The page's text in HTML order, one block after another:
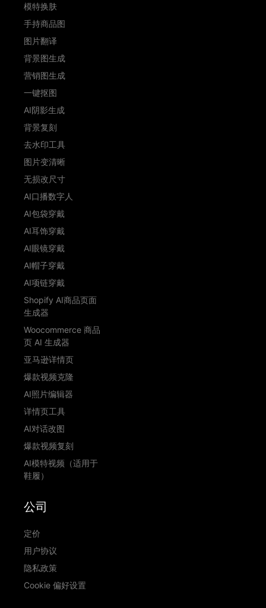
模特换肤
手持商品图
图片翻译
背景图生成
营销图生成
一键抠图
AI阴影生成
背景复刻
去水印工具
图片变清晰
无损改尺寸
AI口播数字人
AI包袋穿戴
AI耳饰穿戴
AI眼镜穿戴
AI帽子穿戴
AI项链穿戴
Shopify AI商品页面
生成器
Woocommerce 商品
页 AI 生成器
亚马逊详情页
爆款视频克隆
AI照片编辑器
详情页工具
AI对话改图
爆款视频复刻
AI模特视频（适用于
鞋履）
公司
定价
用户协议
隐私政策
Cookie 偏好设置